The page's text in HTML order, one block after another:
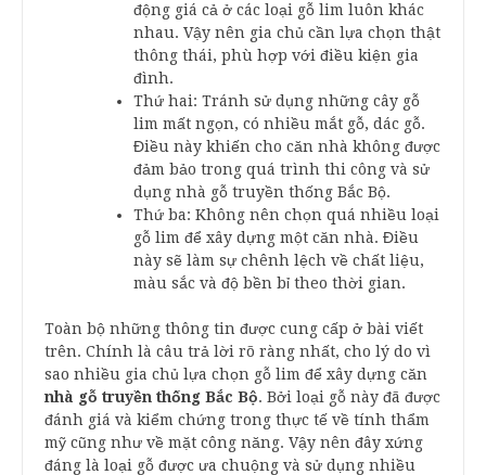
động giá cả ở các loại gỗ lim luôn khác
nhau. Vậy nên gia chủ cần lựa chọn thật
thông thái, phù hợp với điều kiện gia
đình.
Thứ hai: Tránh sử dụng những cây gỗ
lim mất ngọn, có nhiều mắt gỗ, dác gỗ.
Điều này khiến cho căn nhà không được
đảm bảo trong quá trình thi công và sử
dụng nhà gỗ truyền thống Bắc Bộ.
Thứ ba: Không nên chọn quá nhiều loại
gỗ lim để xây dựng một căn nhà. Điều
này sẽ làm sự chênh lệch về chất liệu,
màu sắc và độ bền bỉ theo thời gian.
Toàn bộ những thông tin được cung cấp ở bài viết
trên. Chính là câu trả lời rõ ràng nhất, cho lý do vì
sao nhiều gia chủ lựa chọn gỗ lim để xây dựng căn
nhà gỗ truyền thống Bắc Bộ. Bởi loại gỗ này đã được
đánh giá và kiểm chứng trong thực tế về tính thẩm
mỹ cũng như về mặt công năng. Vậy nên đây xứng
đáng là loại gỗ được ưa chuộng và sử dụng nhiều